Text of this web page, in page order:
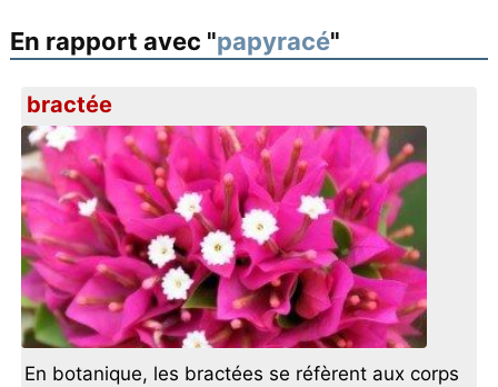
En rapport avec "papyracé"
bractée
En botanique, les bractées se réfèrent aux corps